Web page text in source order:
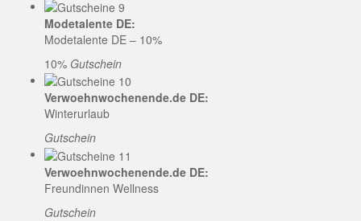
Modetalente DE:
Modetalente DE – 10%
10% Gutschein
Verwoehnwochenende.de DE:
Winterurlaub
Gutschein
Verwoehnwochenende.de DE:
Freundinnen Wellness
Gutschein